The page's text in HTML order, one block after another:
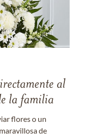
al
la familia
flores o un
de